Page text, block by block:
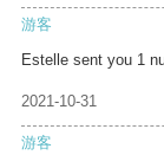
游客
Estelle sent you 1
2021-10-31
游客